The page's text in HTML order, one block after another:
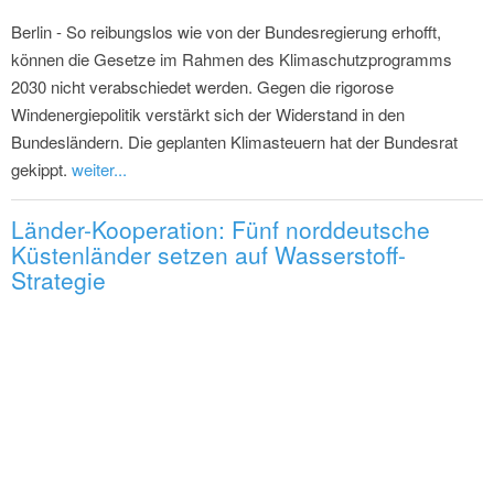
Berlin - So reibungslos wie von der Bundesregierung erhofft,
können die Gesetze im Rahmen des Klimaschutzprogramms
2030 nicht verabschiedet werden. Gegen die rigorose
Windenergiepolitik verstärkt sich der Widerstand in den
Bundesländern. Die geplanten Klimasteuern hat der Bundesrat
gekippt. weiter...
Länder-Kooperation: Fünf norddeutsche
Küstenländer setzen auf Wasserstoff-
Strategie